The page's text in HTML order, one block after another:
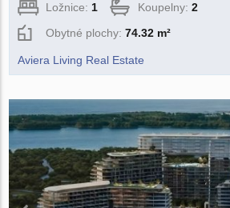
Ložnice:1 Koupelny:2
Obytné plochy:74.32 m²
Aviera Living Real Estate